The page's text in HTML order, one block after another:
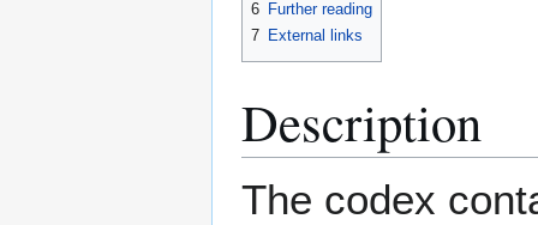
6 Further reading
7 External links
Description
The codex